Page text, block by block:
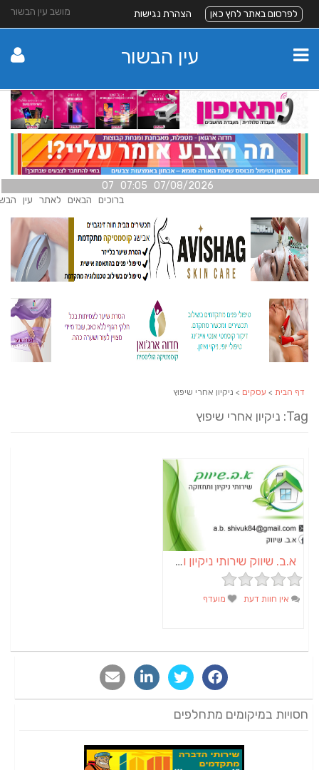
מושב עין הבשור לפרסום באתר לחץ כאן הצהרת נגישות
עין הבשור
07/08/2026 07:05 07
ברוכים הבאים לאתר עין הבשור
דף הבית > עסקים > ניקיון אחרי שיפוץ
Tag: ניקיון אחרי שיפוץ
א.ב. שיווק שירותי ניקיון ותחזוקה
אין חוות דעת מועדף
חסויות במיקומים מתחלפים